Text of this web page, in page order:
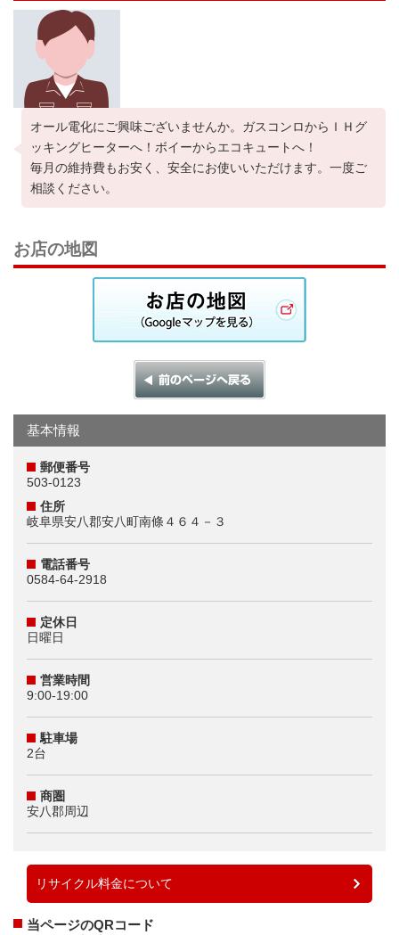
オール電化にご興味ございませんか。ガスコンロからＩＨグ
ッキングヒーターへ！ボイーからエコキュートへ！
毎月の維持費もお安く、安全にお使いいただけます。一度ご
相談ください。
お店の地図
基本情報
郵便番号
503-0123
住所
岐阜県安八郡安八町南條４６４－３
電話番号
0584-64-2918
定休日
日曜日
営業時間
9:00-19:00
駐車場
2台
商圏
安八郡周辺
リサイクル料金について
当ページのQRコード